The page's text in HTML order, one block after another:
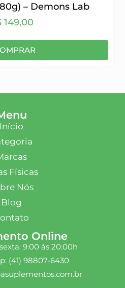
– Demons Lab
149,00
Início
Físicas
Nós
Blog
Online
9:00 às 20:00h
(41) 98807-6430